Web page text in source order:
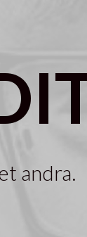
andra.